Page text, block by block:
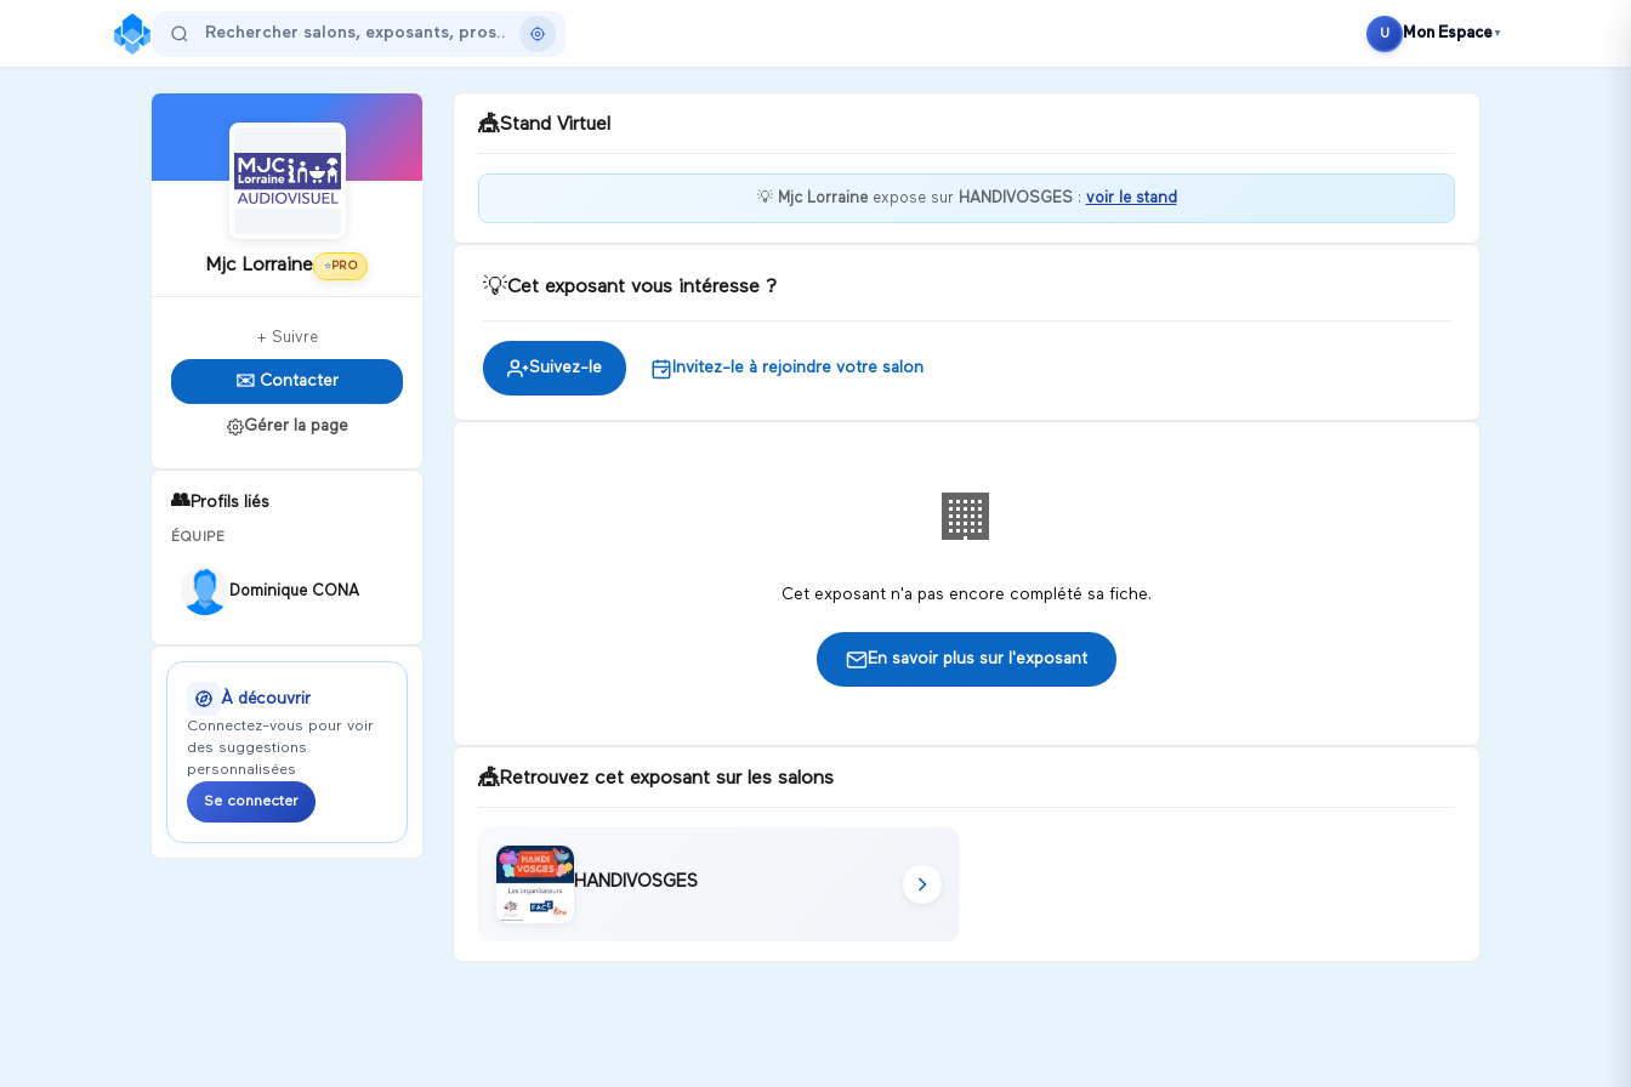
U Mon Espace ▼
Mjc Lorraine ⭐ PRO
+ Suivre
✉️ Contacter
Gérer la page
👥Profils liés
ÉQUIPE
Dominique CONA
À découvrir
Connectez-vous pour voir
des suggestions
personnalisées
Se connecter
🎪Stand Virtuel
film
💡 Mjc Lorraineexpose sur HANDIVOSGES: voir le stand
💡Cet exposant vous intéresse ?
Suivez-le Invitez-le à rejoindre votre salon
🏢
Cet exposant n'a pas encore complété sa fiche.
En savoir plus sur l'exposant
🎪Retrouvez cet exposant sur les salons
HANDIVOSGES